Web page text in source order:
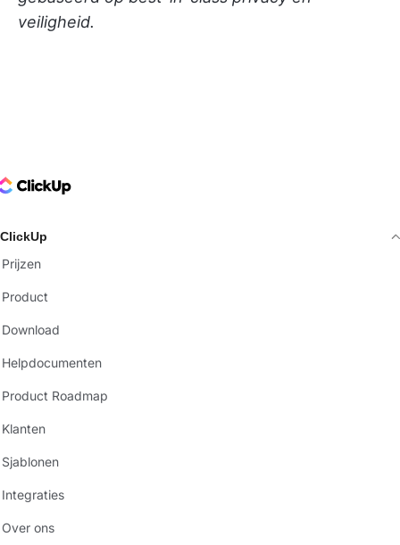
veiligheid.
Logo
ClickUp
Prijzen
Product
Download
Helpdocumenten
Product Roadmap
Klanten
Sjablonen
Integraties
Over ons